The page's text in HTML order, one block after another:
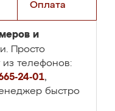
Оплата
и
Просто
телефонов:
24-01,
быстро